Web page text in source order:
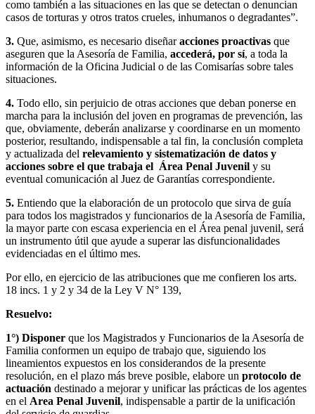
como también a las situaciones en las que se detectan o denuncian
casos de torturas y otros tratos crueles, inhumanos o degradantes”.
3. Que, asimismo, es necesario diseñaracciones proactivas que
aseguren que la Asesoría de Familia, accederá, por sí, a toda la
información de la Oficina Judicial o de las Comisarías sobre tales
situaciones.
4. Todo ello, sin perjuicio de otras acciones que deban ponerse en
marcha para la inclusión del joven en programas de prevención, las
que, obviamente, deberán analizarse y coordinarse en un momento
posterior, resultando, indispensable a tal fin, la conclusión completa
y actualizada del relevamiento y sistematización de datos y
acciones sobre el que trabaja el Área Penal Juvenil y su
eventual comunicación al Juez de Garantías correspondiente.
5. Entiendo que la elaboración de un protocolo que sirva de guía
para todos los magistrados y funcionarios de la Asesoría de Familia,
la mayor parte con escasa experiencia en el Área penal juvenil, será
un instrumento útil que ayude a superar las disfuncionalidades
evidenciadas en el último mes.
Por ello, en ejercicio de las atribuciones que me confieren los arts.
18 incs. 1 y 2 y 34 de la Ley V N° 139,
Resuelvo:
1°) Disponer que los Magistrados y Funcionarios de la Asesoría de
Familia conformen un equipo de trabajo que, siguiendo los
lineamientos expuestos en los considerandos de la presente
resolución, en el plazo más breve posible, elabore un protocolo de
actuación destinado a mejorar y unificar las prácticas de los agentes
en el Area Penal Juvenil, indispensable a partir de la unificación